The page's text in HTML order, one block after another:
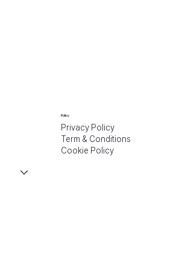
Policy
Privacy Policy
Term & Conditions
Cookie Policy